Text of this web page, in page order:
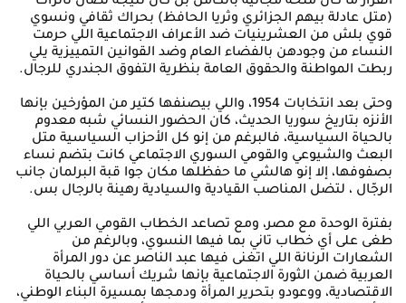
(متل عادلة بيهم الجزائري وثريا الحافظ) بحراك ثقافي ونسوي
قوي بلش من العشرينيات ضد الأعراف الاجتماعية اللي حرمت
النساء من وجودهن بالفضاء العام وضد القوانين التمييزية يلي
ربطت المواطنة والحقوق العامة بنظرية التفوق الجندري للرجال.
وحتى بعد انتخابات 1954، واللي بيصنفها كتير من المؤرخين بإنها
الأنزه بتاريخ سوريا الحديث، كان الحضور النسائي شبه معدوم
بالحياة السياسية، فالبرغم من إنو كل الأحزاب السياسية متل
البعث والشيوعي والقومي السوري الاجتماعي كانت بتضم نساء
بصفوفها، إلا إنو هالشي ما حفظلها مكان جوا قبة البرلمان جانب
الرجّال ، لتضل المناصب القيادية والسيادية رهينة بالرجال بس.
بفترة الوحدة مع مصر، ومع تصاعد الخطاب القومي العربي اللي
طغى على أي خطاب تاني بما فيها النسوي، وبالرغم من
الشعارات الرنانة اللي اتغنى فيها عبد الناصر عن دور المرأة
العربية ضمن الثورة الاجتماعية بإنها شريك أساسي بالحياة
الاقتصادية، ووعودو بتحرير المرأة ودمجها بمسيرة البناء الوطني،